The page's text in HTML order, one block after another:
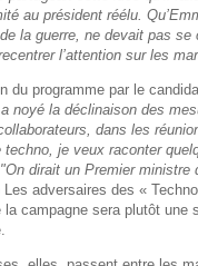
au président réélu.
la guerre, ne devait pas
l’attention sur les
du programme par le
noyé la déclinaison des
dans les
techno, je veux raconter
dirait un Premier
Les adversaires des «
la campagne sera plutôt une